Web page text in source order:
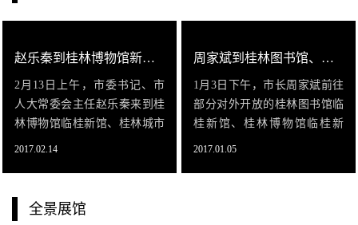
赵乐秦到桂林博物馆新馆、桂林城市规划展示馆调研
2月13日上午，市委书记、市
人大常委会主任赵乐秦来到桂
林博物馆临桂新馆、桂林城市
馆服务功能，倾力打造精品展
馆，使之分别成为展示桂林历
2017.02.14
周家斌到桂林图书馆、桂林博物馆、桂林城市规划展示馆调研时强调用心打造精品展馆 为市民提供优质服务
1月3日下午，市长周家斌前往
部分对外开放的桂林图书馆临
桂新馆、桂林博物馆临桂新
2017.01.05
全景展馆